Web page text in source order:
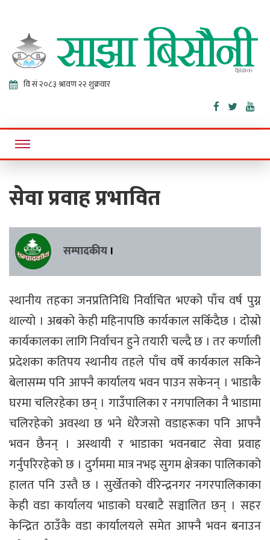
Sajha
Bisaunee
Online News Portal
सेवा प्रवाह प्रभावित
सम्पादकीय ।
स्थानीय तहका जनप्रतिनिधि निर्वाचित भएको पाँच वर्ष पुग्न
थाल्यो । अबको केही महिनापछि कार्यकाल सकिँदैछ । दोस्रो
कार्यकालका लागि निर्वाचन हुने तयारी चल्दै छ । तर कर्णाली
प्रदेशका कतिपय स्थानीय तहले पाँच वर्षे कार्यकाल सकिने
बेलासम्म पनि आफ्नै कार्यालय भवन पाउन सकेनन् । भाडाकै
घरमा चलिरहेका छन् । गाउँपालिका र नगपालिका नै भाडामा
चलिरहेको अवस्था छ भने धेरैजसो वडाहरूका पनि आफ्नै
भवन छैनन् । अस्थायी र भाडाका भवनबाट सेवा प्रवाह
गर्नुपरिरहेको छ । दुर्गममा मात्र नभइ सुगम क्षेत्रका पालिकाको
हालत पनि उस्तै छ । सुर्खेतको वीरेन्द्रनगर नगरपालिकाका
केही वडा कार्यालय भाडाको घरबाटै सञ्चालित छन् । सहर
केन्द्रित ठाउँकै वडा कार्यालयले समेत आफ्नै भवन बनाउन